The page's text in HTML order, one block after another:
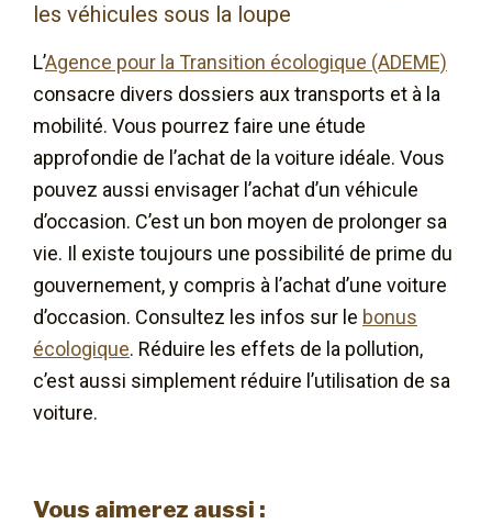
les véhicules sous la loupe
L’Agence pour la Transition écologique (ADEME)
consacre divers dossiers aux transports et à la
mobilité. Vous pourrez faire une étude
approfondie de l’achat de la voiture idéale. Vous
pouvez aussi envisager l’achat d’un véhicule
d’occasion. C’est un bon moyen de prolonger sa
vie. Il existe toujours une possibilité de prime du
gouvernement, y compris à l’achat d’une voiture
d’occasion. Consultez les infos sur le bonus
écologique. Réduire les effets de la pollution,
c’est aussi simplement réduire l’utilisation de sa
voiture.
Vous aimerez aussi :